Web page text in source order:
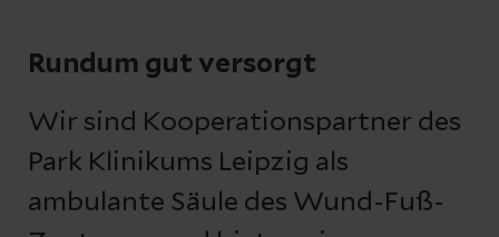
Rundum gut versorgt
Wir sind Kooperationspartner des
Park Klinikums Leipzig als
ambulante Säule des Wund-Fuß-